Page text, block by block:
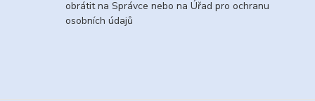
obrátit na Správce nebo na Úřad pro ochranu
osobních údajů